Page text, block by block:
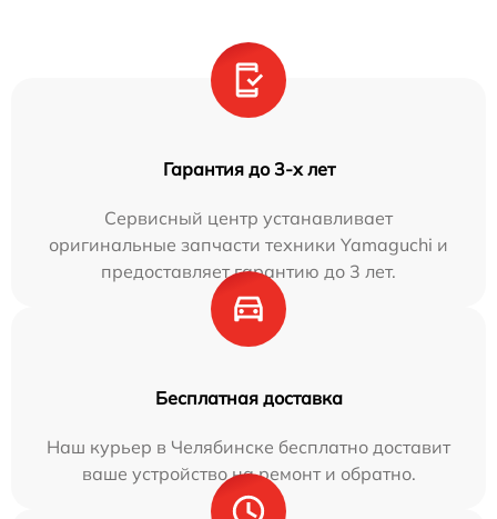
Гарантия до 3-х лет
Сервисный центр устанавливает
оригинальные запчасти техники Yamaguchi и
предоставляет гарантию до 3 лет.
Бесплатная доставка
Наш курьер в Челябинске бесплатно доставит
ваше устройство на ремонт и обратно.